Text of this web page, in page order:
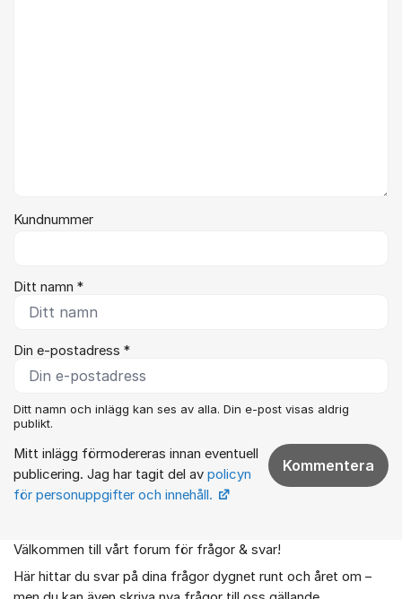
Kundnummer
Ditt namn *
Din e-postadress *
Ditt namn och inlägg kan ses av alla. Din e-post visas aldrig
publikt.
Mitt inlägg förmodereras innan eventuell
publicering. Jag har tagit del av policyn
för personuppgifter och innehåll.
Kommentera
Om forumet
Välkommen till vårt forum för frågor & svar!
Här hittar du svar på dina frågor dygnet runt och året om –